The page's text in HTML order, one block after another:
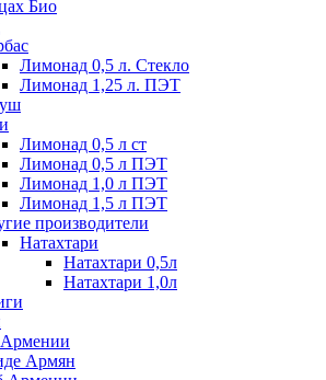
Био
Лимонад 0,5 л. Стекло
Лимонад 1,25 л. ПЭТ
Лимонад 0,5 л ст
Лимонад 0,5 л ПЭТ
Лимонад 1,0 л ПЭТ
Лимонад 1,5 л ПЭТ
производители
Натахтари
Натахтари 0,5л
Натахтари 1,0л
Армян